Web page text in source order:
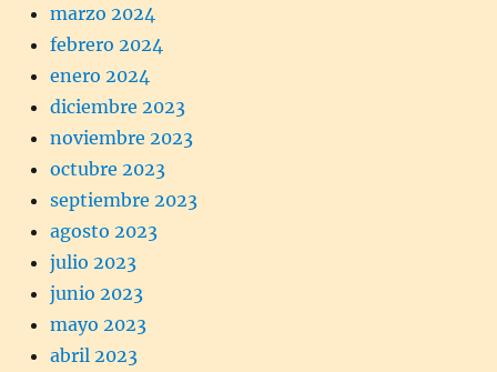
marzo 2024
febrero 2024
enero 2024
diciembre 2023
noviembre 2023
octubre 2023
septiembre 2023
agosto 2023
julio 2023
junio 2023
mayo 2023
abril 2023